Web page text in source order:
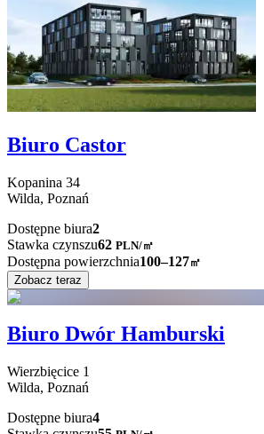
Biuro Castor
Kopanina 34
Wilda, Poznań
Dostępne biura2
Stawka czynszu62 PLN/㎡
Dostępna powierzchnia100–127㎡
Zobacz teraz
Biuro Dwór Hamburski
Wierzbięcice 1
Wilda, Poznań
Dostępne biura4